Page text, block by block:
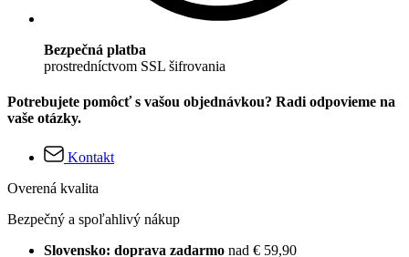
Bezpečná platba
prostredníctvom SSL šifrovania
Potrebujete pomôcť s vašou objednávkou? Radi odpovieme na
vaše otázky.
Kontakt
Overená kvalita
Bezpečný a spoľahlivý nákup
Slovensko: doprava zadarmo nad € 59,90